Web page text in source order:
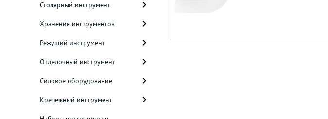
Столярный инструмент
Хранение инструментов
Режущий инструмент
Отделочный инструмент
Силовое оборудование
Крепежный инструмент